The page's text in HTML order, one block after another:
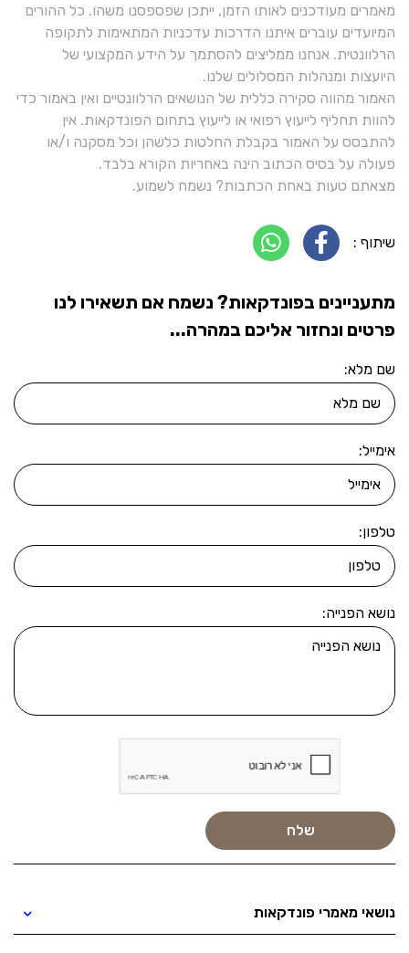
מאמרים מעודכנים לאותו הזמן, ייתכן שפספסנו משהו. כל ההורים
המיועדים עוברים איתנו הדרכות עדכניות המתאימות לתקופה
הרלוונטית. אנחנו ממליצים להסתמך על הידע המקצועי של
היועצות ומנהלות המסלולים שלנו.
האמור מהווה סקירה כללית של הנושאים הרלוונטיים ואין באמור כדי
להוות תחליף לייעוץ רפואי או לייעוץ בתחום הפונדקאות. אין
להתבסס על האמור בקבלת החלטות כלשהן וכל מסקנה ו/או
פעולה על בסיס הכתוב הינה באחריות הקורא בלבד.
מצאתם טעות באחת הכתבות? נשמח לשמוע.
שיתוף :
מתעניינים בפונדקאות? נשמח אם תשאירו לנו
פרטים ונחזור אליכם במהרה...
שם מלא:
אימייל:
טלפון:
נושא הפנייה:
נושאי מאמרי פונדקאות